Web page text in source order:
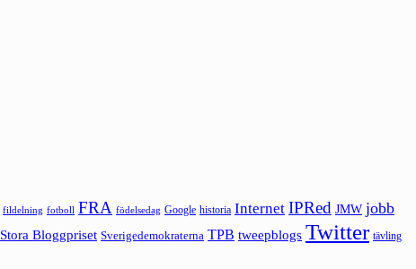
fildelning fotboll FRA födelsedag Google historia Internet IPRed JMW jobb
Stora Bloggpriset Sverigedemokraterna TPB tweepblogs Twitter tävling